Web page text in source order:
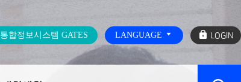
통합정보시스템 GATES LANGUAGE
로
그